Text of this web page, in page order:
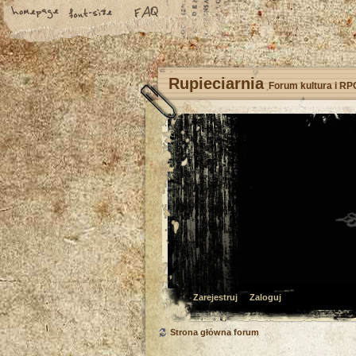
Rupieciarnia Forum kultura i
Zarejestruj Zaloguj
Strona główna forum